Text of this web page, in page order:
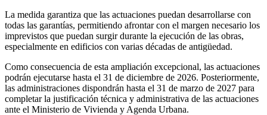
La medida garantiza que las actuaciones puedan desarrollarse con
todas las garantías, permitiendo afrontar con el margen necesario los
imprevistos que puedan surgir durante la ejecución de las obras,
especialmente en edificios con varias décadas de antigüedad.
Como consecuencia de esta ampliación excepcional, las actuaciones
podrán ejecutarse hasta el 31 de diciembre de 2026. Posteriormente,
las administraciones dispondrán hasta el 31 de marzo de 2027 para
completar la justificación técnica y administrativa de las actuaciones
ante el Ministerio de Vivienda y Agenda Urbana.